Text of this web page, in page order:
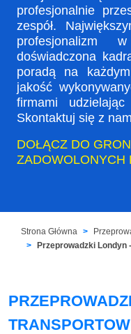
profesjonalnie
zespół.
profesjonalizm
doświadczona
poradą na
jakość
firmami
Skontaktuj się z
DOŁĄCZ DO
ZADOWOLONYCH
Strona Główna
Przeprowadzki Londyn